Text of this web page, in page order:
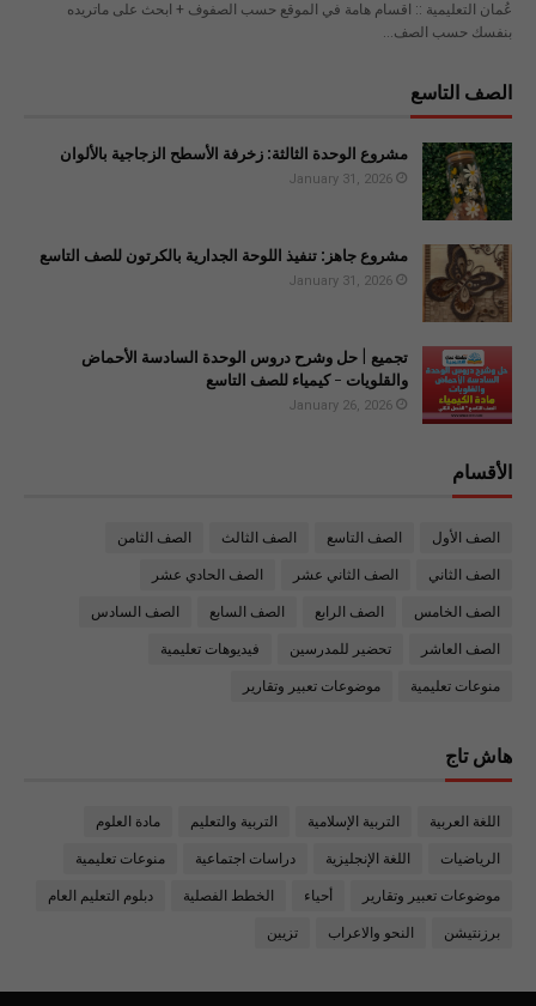
عُمان التعليمية :: اقسام هامة في الموقع حسب الصفوف + ابحث على ماتريده
بنفسك حسب الصف…
الصف التاسع
مشروع الوحدة الثالثة: زخرفة الأسطح الزجاجية بالألوان
January 31, 2026
مشروع جاهز: تنفيذ اللوحة الجدارية بالكرتون للصف التاسع
January 31, 2026
تجميع | حل وشرح دروس الوحدة السادسة الأحماض
والقلويات - كيمياء للصف التاسع
January 26, 2026
الأقسام
الصف الأول الصف التاسع الصف الثالث الصف الثامن
الصف الثاني الصف الثاني عشر الصف الحادي عشر
الصف الخامس الصف الرابع الصف السابع الصف السادس
الصف العاشر تحضير للمدرسين فيديوهات تعليمية
منوعات تعليمية موضوعات تعبير وتقارير
هاش تاج
اللغة العربية التربية الإسلامية التربية والتعليم مادة العلوم
الرياضيات اللغة الإنجليزية دراسات اجتماعية منوعات تعليمية
موضوعات تعبير وتقارير أحياء الخطط الفصلية دبلوم التعليم العام
برزنتيشن النحو والاعراب تزيين